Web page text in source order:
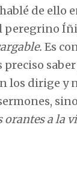
de ello
peregrino
Es
los dirige
a la